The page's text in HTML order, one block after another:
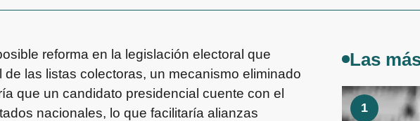
reforma en la legislación electoral que
las listas colectoras, un mecanismo eliminado
que un candidato presidencial cuente con el
nacionales, lo que facilitaría alianzas
Las
1